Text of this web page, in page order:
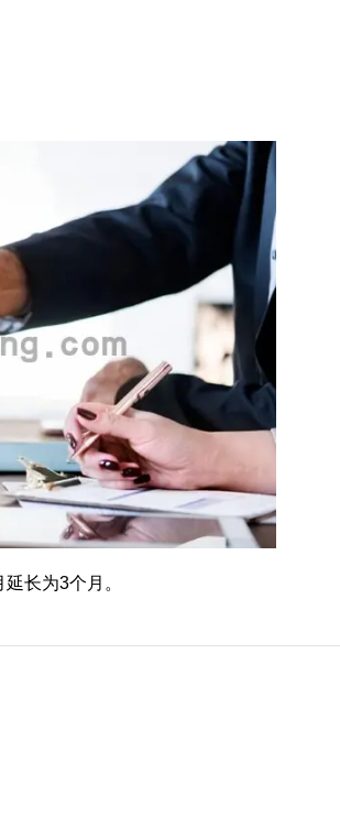
长为3个月。